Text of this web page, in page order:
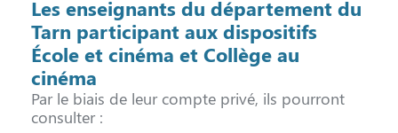
Les enseignants du département du
Tarn participant aux dispositifs
École et cinéma et Collège au
cinéma
Par le biais de leur compte privé, ils pourront
consulter :